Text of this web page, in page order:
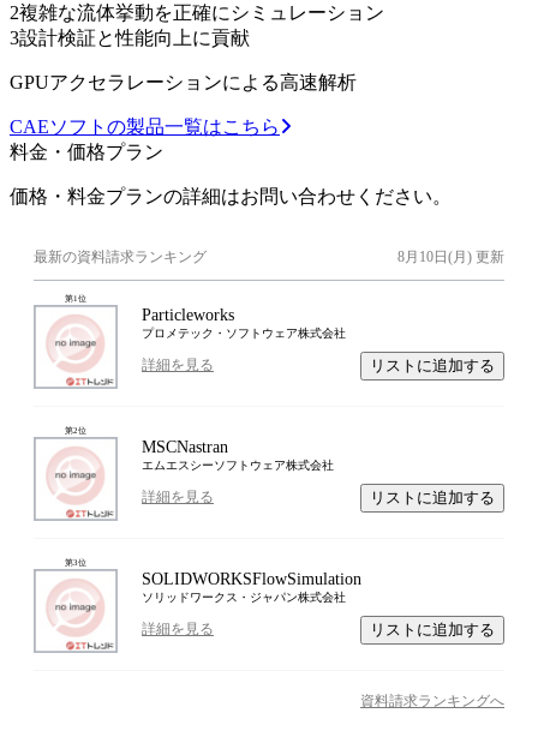
2複雑な流体挙動を正確にシミュレーション
3設計検証と性能向上に貢献
GPUアクセラレーションによる高速解析
CAEソフトの製品一覧はこちら
料金・価格プラン
価格・料金プランの詳細はお問い合わせください。
最新の資料請求ランキング 8月10日(月) 更新
第1位
Particleworks
プロメテック・ソフトウェア株式会社
詳細を見る リストに追加する
第2位
MSCNastran
エムエスシーソフトウェア株式会社
詳細を見る リストに追加する
第3位
SOLIDWORKSFlowSimulation
ソリッドワークス・ジャパン株式会社
詳細を見る リストに追加する
資料請求ランキングへ